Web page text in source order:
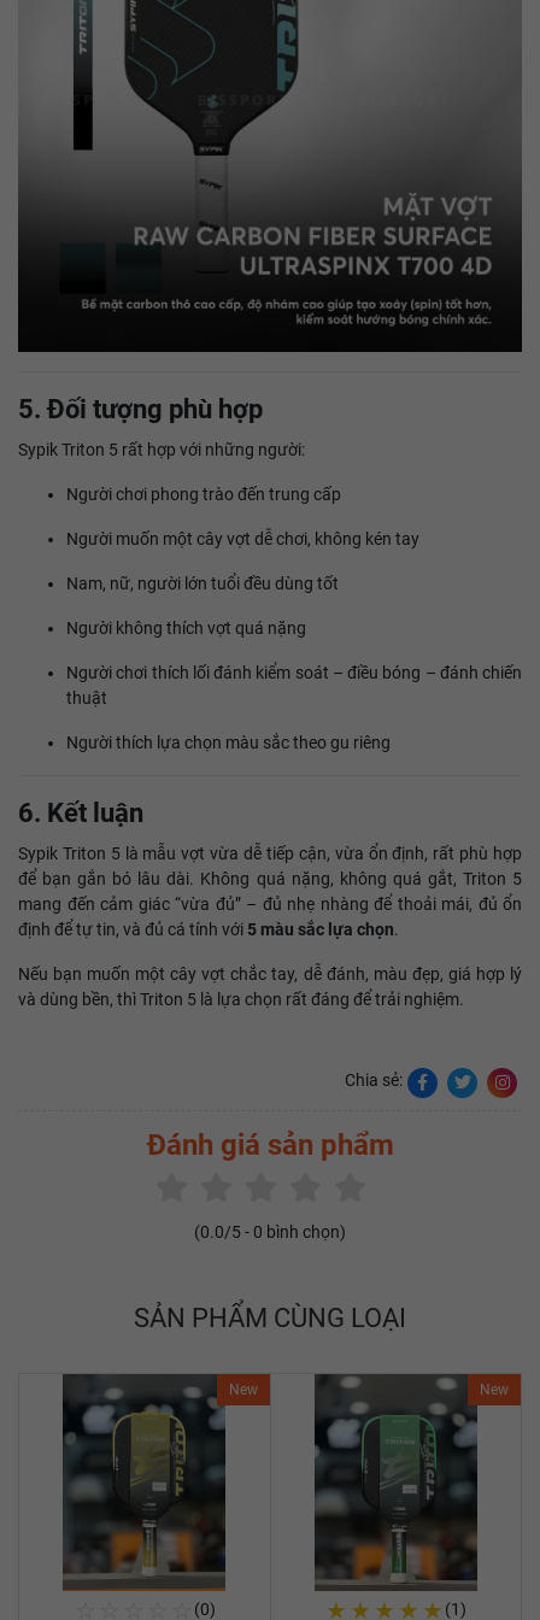
5. Đối tượng phù hợp
Sypik Triton 5 rất hợp với những người:
Người chơi phong trào đến trung cấp
Người muốn một cây vợt dễ chơi, không kén tay
Nam, nữ, người lớn tuổi đều dùng tốt
Người không thích vợt quá nặng
Người chơi thích lối đánh kiểm soát – điều bóng – đánh chiến
thuật
Người thích lựa chọn màu sắc theo gu riêng
6. Kết luận
Sypik Triton 5 là mẫu vợt vừa dễ tiếp cận, vừa ổn định, rất phù hợp
để bạn gắn bó lâu dài. Không quá nặng, không quá gắt, Triton 5
mang đến cảm giác “vừa đủ” – đủ nhẹ nhàng để thoải mái, đủ ổn
định để tự tin, và đủ cá tính với 5 màu sắc lựa chọn.
Nếu bạn muốn một cây vợt chắc tay, dễ đánh, màu đẹp, giá hợp lý
và dùng bền, thì Triton 5 là lựa chọn rất đáng để trải nghiệm.
Chia sẻ:
Đánh giá sản phẩm
(0.0/5 - 0 bình chọn)
SẢN PHẨM CÙNG LOẠI
New
(0)
New
Mua Ngay
★ ★ ★ ★ ★ (1)